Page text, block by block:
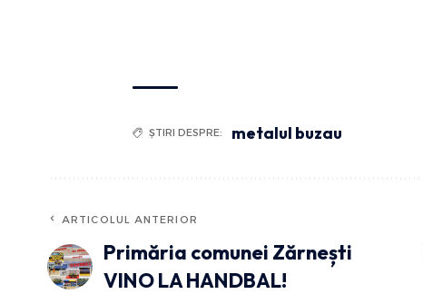
ȘTIRI DESPRE: metalul buzau
ARTICOLUL ANTERIOR
Primăria comunei Zărnești
VINO LA HANDBAL!